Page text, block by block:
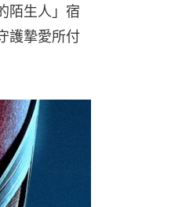
陌生人」宿
護摯愛所付